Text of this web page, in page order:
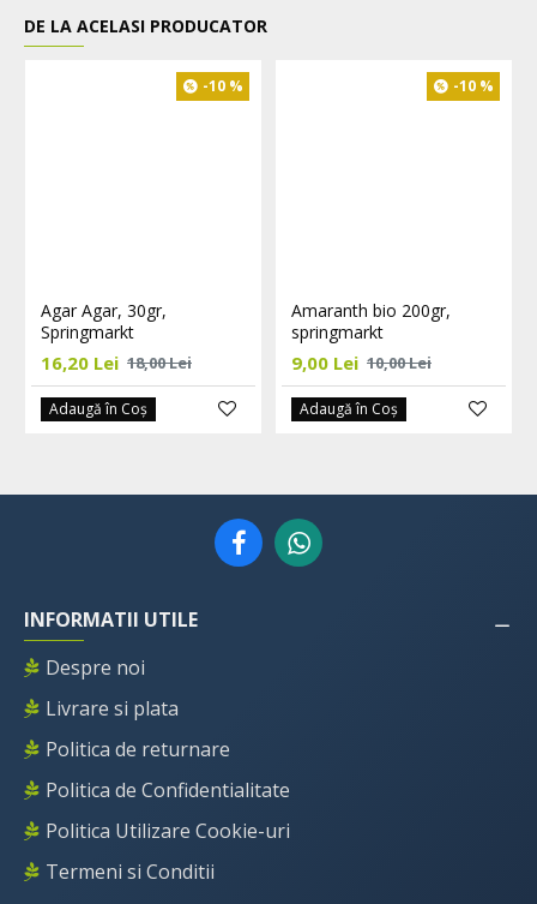
DE LA ACELASI PRODUCATOR
-10 %
Agar Agar, 30gr,
Springmarkt
16,20 Lei 18,00 Lei
Adaugă în Coş
-10 %
Amaranth bio 200gr,
springmarkt
9,00 Lei 10,00 Lei
Adaugă în Coş
INFORMATII UTILE
Despre noi
Livrare si plata
Politica de returnare
Politica de Confidentialitate
Politica Utilizare Cookie-uri
Termeni si Conditii